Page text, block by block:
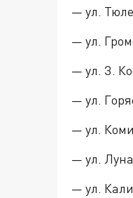
— ул.
— ул.
— ул. З.
— ул.
— ул.
— ул.
— ул.